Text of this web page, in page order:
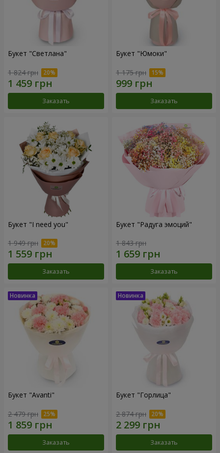
Букет "Светлана"
1 824 грн
Заказать
Букет "Юмоки"
1 175 грн
Заказать
Букет "I need you"
1 949 грн
Заказать
Букет "Радуга эмоций"
1 843 грн
Заказать
Букет "Avanti"
2 479 грн
Заказать
Букет "Горлица"
2 874 грн
Заказать